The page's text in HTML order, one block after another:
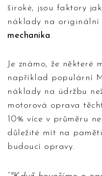
široké, jsou faktory
náklady na originální
mechanika.
Je známo, že některé
například populární
náklady na údržbu
motorová oprava
10% více v průměru
důležité mít na
budoucí opravy.